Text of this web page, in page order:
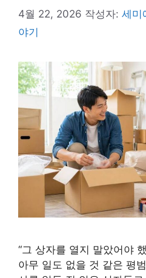
4월 22, 2026 작성자: 세미
야기
“그 상자를 열지 말았어야
아무 일도 없을 것 같은 평